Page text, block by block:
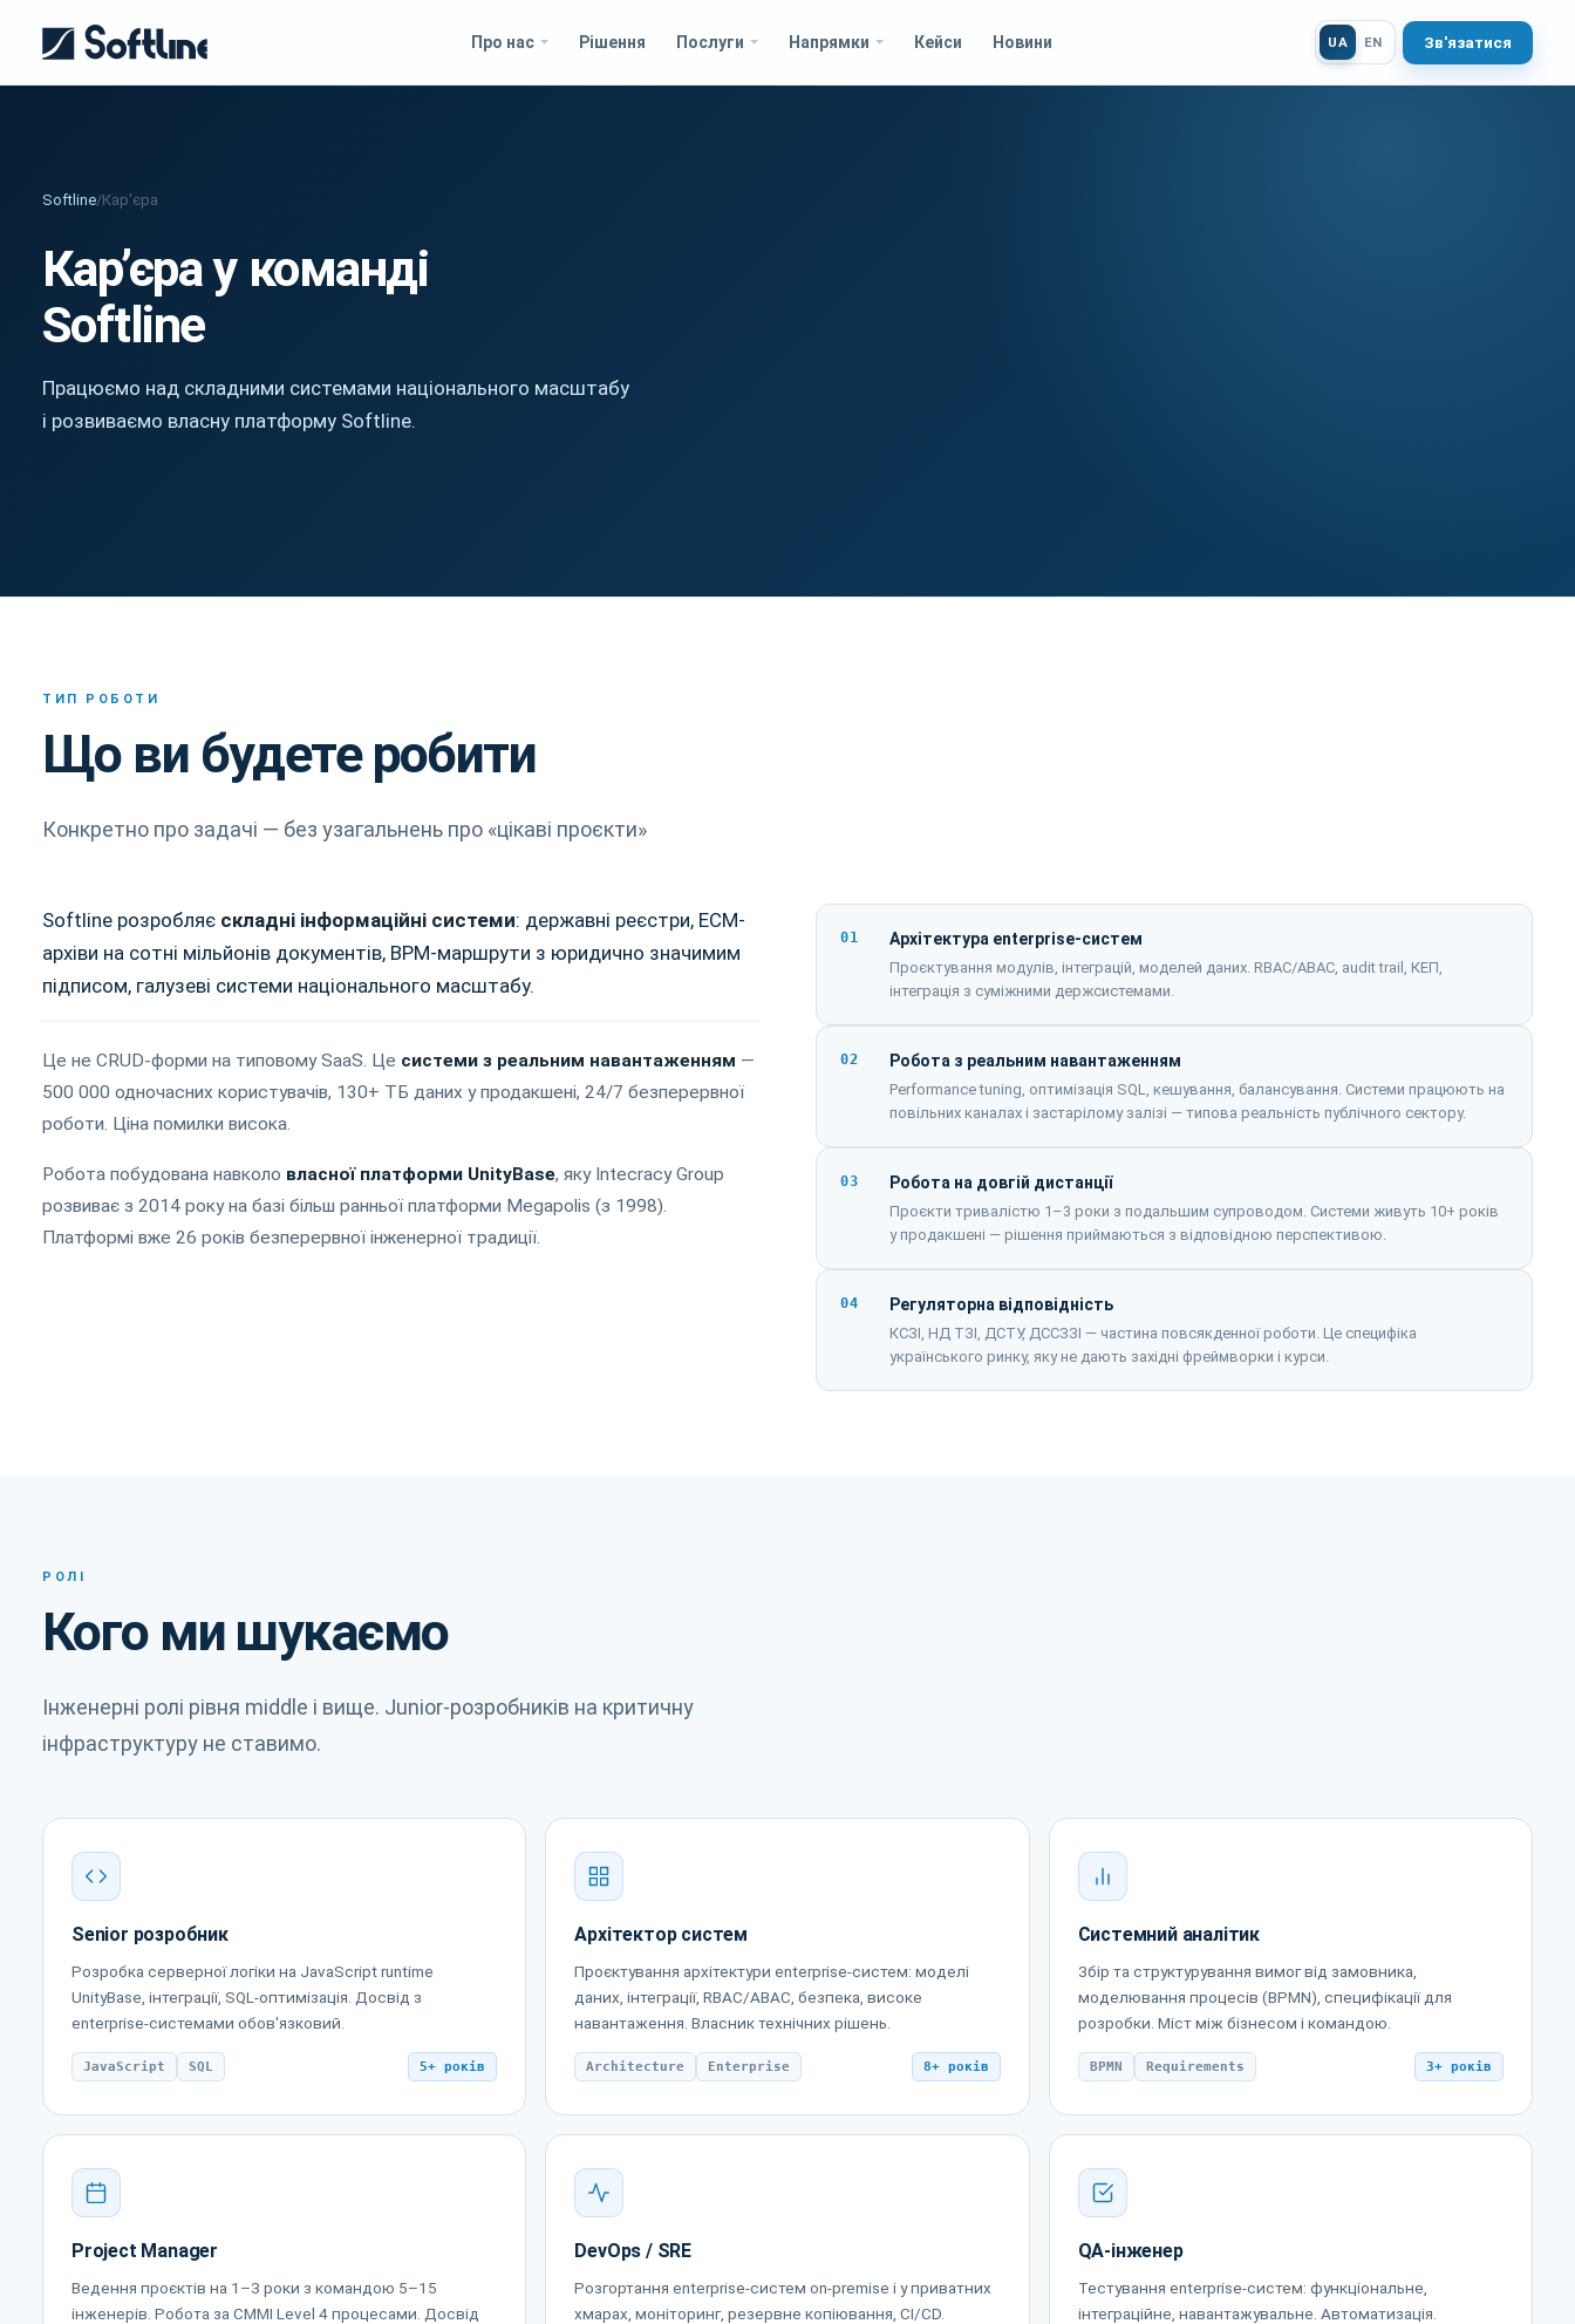
Про нас Рішення Послуги Напрямки Кейси Новини UA EN Зв'язатися
Softline/Кар'єра
Кар’єра у команді
Softline
Працюємо над складними системами національного масштабу
і розвиваємо власну платформу Softline.
ТИП РОБОТИ
Що ви будете робити
Конкретно про задачі — без узагальнень про «цікаві проєкти»
Softline розробляє складні інформаційні системи: державні реєстри, ECM-
архіви на сотні мільйонів документів, BPM-маршрути з юридично значимим
підписом, галузеві системи національного масштабу.
Це не CRUD-форми на типовому SaaS. Це системи з реальним навантаженням —
500 000 одночасних користувачів, 130+ ТБ даних у продакшені, 24/7 безперервної
роботи. Ціна помилки висока.
Робота побудована навколо власної платформи UnityBase, яку Intecracy Group
розвиває з 2014 року на базі більш ранньої платформи Megapolis (з 1998).
Платформі вже 26 років безперервної інженерної традиції.
01 Архітектура enterprise-систем
Проєктування модулів, інтеграцій, моделей даних. RBAC/ABAC, audit trail, КЕП,
інтеграція з суміжними держсистемами.
02 Робота з реальним навантаженням
Performance tuning, оптимізація SQL, кешування, балансування. Системи працюють на
повільних каналах і застарілому залізі — типова реальність публічного сектору.
03 Робота на довгій дистанції
Проєкти тривалістю 1–3 роки з подальшим супроводом. Системи живуть 10+ років
у продакшені — рішення приймаються з відповідною перспективою.
04 Регуляторна відповідність
КСЗІ, НД ТЗІ, ДСТУ, ДССЗЗІ — частина повсякденної роботи. Це специфіка
українського ринку, яку не дають західні фреймворки і курси.
РОЛІ
Кого ми шукаємо
Інженерні ролі рівня middle і вище. Junior-розробників на критичну
інфраструктуру не ставимо.
Senior розробник
Розробка серверної логіки на JavaScript runtime
UnityBase, інтеграції, SQL-оптимізація. Досвід з
enterprise-системами обов'язковий.
JavaScript SQL 5+ років
Архітектор систем
Проєктування архітектури enterprise-систем: моделі
даних, інтеграції, RBAC/ABAC, безпека, високе
навантаження. Власник технічних рішень.
Architecture Enterprise 8+ років
Системний аналітик
Збір та структурування вимог від замовника,
моделювання процесів (BPMN), специфікації для
розробки. Міст між бізнесом і командою.
BPMN Requirements 3+ років
Project Manager
Ведення проєктів на 1–3 роки з командою 5–15
інженерів. Робота за CMMI Level 4 процесами. Досвід
DevOps / SRE
Розгортання enterprise-систем on-premise і у приватних
хмарах, моніторинг, резервне копіювання, CI/CD.
QA-інженер
Тестування enterprise-систем: функціональне,
інтеграційне, навантажувальне. Автоматизація.